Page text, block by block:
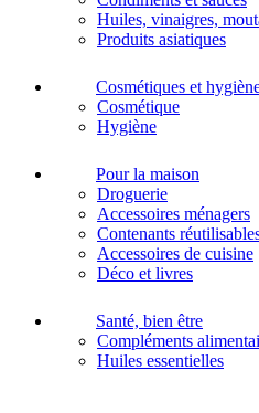
Huiles, vinaigres,
Produits asiatiques
Cosmétiques et
Cosmétique
Hygiène
Pour la maison
Droguerie
Accessoires ménagers
Contenants
Accessoires de cuisine
Déco et livres
Santé, bien être
Compléments
Huiles essentielles